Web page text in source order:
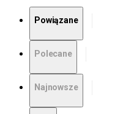
Powiązane
Polecane
Najnowsze